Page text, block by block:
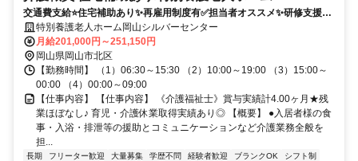
交通費支給⭐️住宅補助あり✨再雇用制度有✅️担当者オススメ✨研修支援有
⭕️経験者優遇✨車通勤ＯＫ
特別養護老人ホーム岡山シルバーセンター
月給201,000円～251,150円
岡山県岡山市北区
【勤務時間】 （1）06:30～15:30 （2）10:00～19:00 （3）15:00～
00:00 （4）00:00～09:00
【仕事内容】 【仕事内容】 《介護福祉士》賞与実績計4.00ヶ月★残
業ほぼなし♪ 育児・介護休業取得実績あり◎ 【概要】 ●入居者様の食
事・入浴・排泄等の援助とコミュニケーションなど介護業務全般を
担...
長期 フリーター歓迎 大量募集 学歴不問 経験者歓迎 ブランクOK
シフト制